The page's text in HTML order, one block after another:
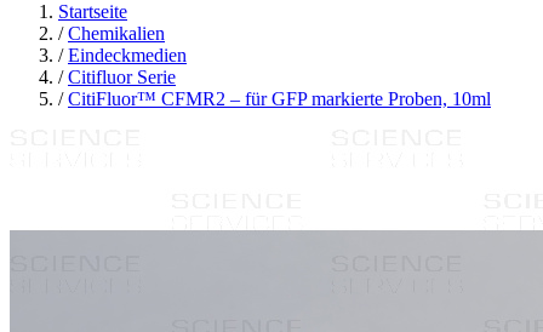
Startseite
/ Chemikalien
/ Eindeckmedien
/ Citifluor Serie
/ CitiFluor™ CFMR2 – für GFP markierte Proben, 10ml